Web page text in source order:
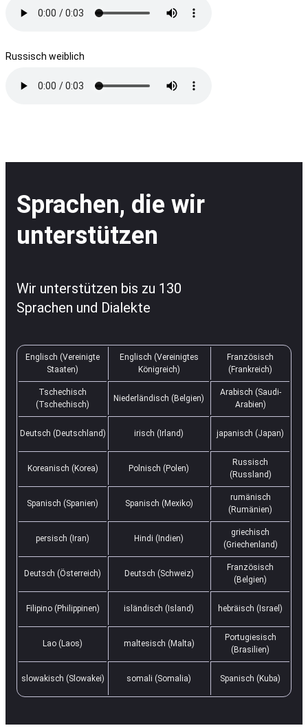
Russisch weiblich
Sprachen, die wir
unterstützen
Wir unterstützen bis zu 130
Sprachen und Dialekte
Englisch (Vereinigte
Staaten)
Englisch (Vereinigtes
Königreich)
Französisch
(Frankreich)
Tschechisch
(Tschechisch)
Niederländisch (Belgien)
Arabisch (Saudi-
Arabien)
Deutsch (Deutschland) irisch (Irland) japanisch (Japan)
Koreanisch (Korea) Polnisch (Polen)
Russisch
(Russland)
Spanisch (Spanien) Spanisch (Mexiko)
rumänisch
(Rumänien)
persisch (Iran) Hindi (Indien)
griechisch
(Griechenland)
Deutsch (Österreich) Deutsch (Schweiz)
Französisch
(Belgien)
Filipino (Philippinen) isländisch (Island) hebräisch (Israel)
Lao (Laos) maltesisch (Malta)
Portugiesisch
(Brasilien)
slowakisch (Slowakei) somali (Somalia) Spanisch (Kuba)